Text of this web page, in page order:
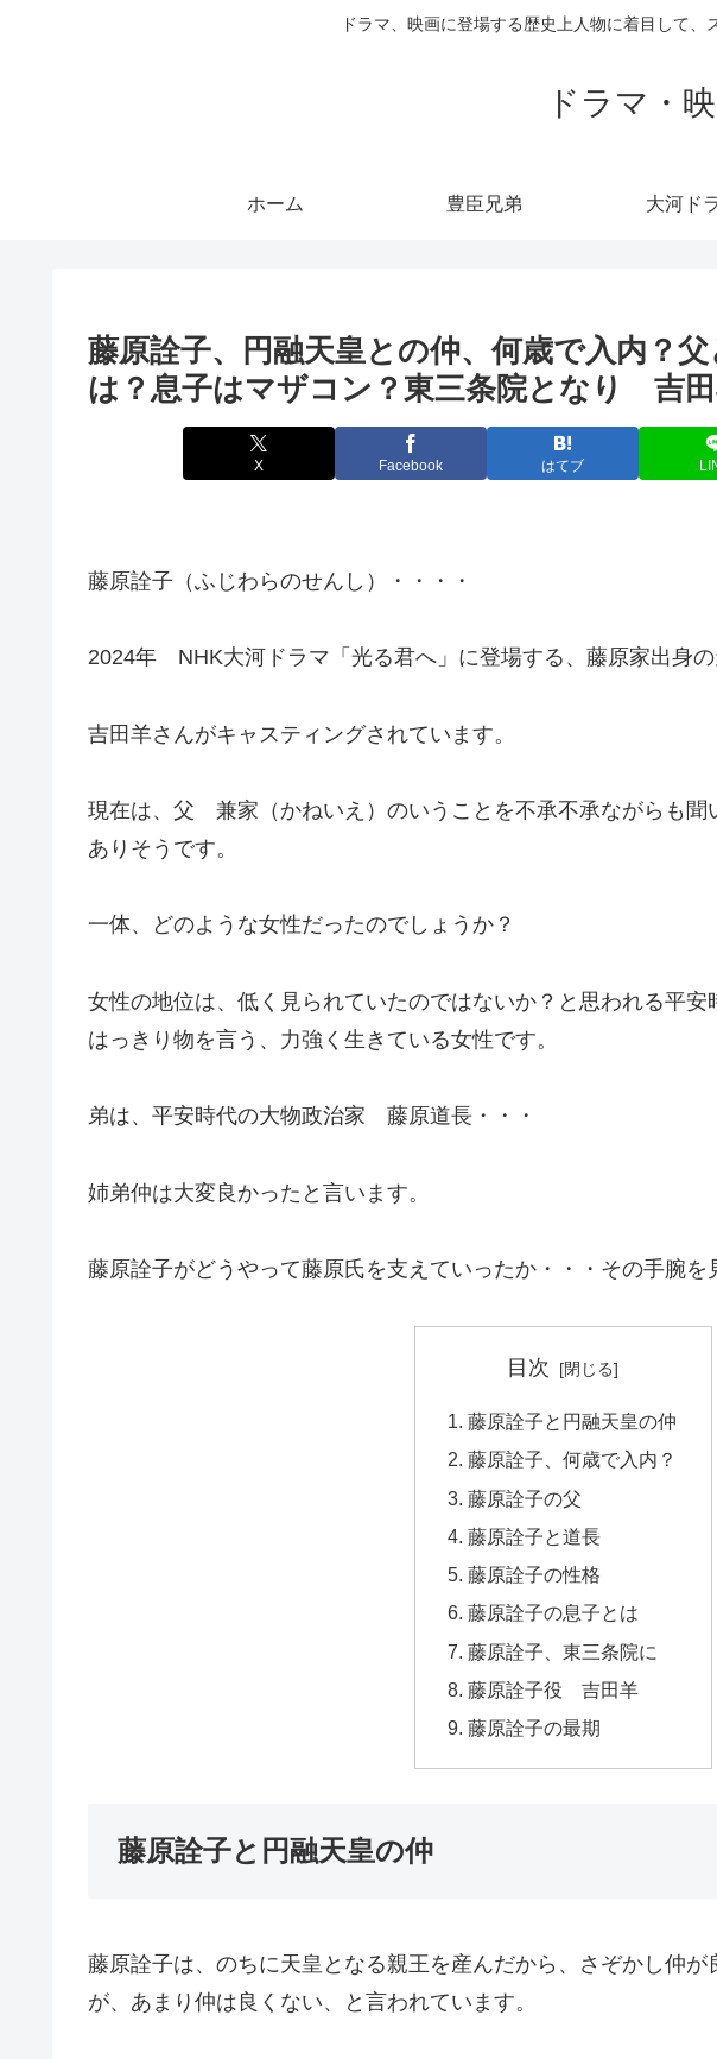
ドラマ、映画に登場する歴史上人物に着目して
ドラマ・
ホーム 豊臣兄弟 大河ド
藤原詮子、円融天皇との仲、何歳で入内？
は？息子はマザコン？東三条院となり 吉
X Facebook はてブ
藤原詮子（ふじわらのせんし）・・・・
2024年 NHK大河ドラマ「光る君へ」に登場する、藤原家出身の
吉田羊さんがキャスティングされています。
現在は、父 兼家（かねいえ）のいうことを不承不承ながらも聞
ありそうです。
一体、どのような女性だったのでしょうか？
女性の地位は、低く見られていたのではないか？と思われる平安
はっきり物を言う、力強く生きている女性です。
弟は、平安時代の大物政治家 藤原道長・・・
姉弟仲は大変良かったと言います。
藤原詮子がどうやって藤原氏を支えていったか・・・その手腕を
目次
藤原詮子と円融天皇の仲
藤原詮子、何歳で入内？
藤原詮子の父
藤原詮子と道長
藤原詮子の性格
藤原詮子の息子とは
藤原詮子、東三条院に
藤原詮子役 吉田羊
藤原詮子の最期
藤原詮子と円融天皇の仲
藤原詮子は、のちに天皇となる親王を産んだから、さぞかし仲
が、あまり仲は良くない、と言われています。